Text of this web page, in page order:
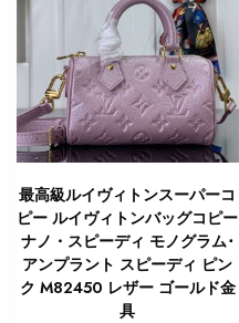
個
最高級ルイヴィトンスーパーコ
ピー ルイヴィトンバッグコピー
ナノ・スピーディ モノグラム･
アンプラント スピーディ ピン
ク M82450 レザー ゴールド金
具